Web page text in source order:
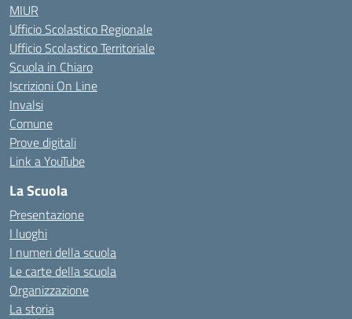
MIUR
Ufficio Scolastico Regionale
Ufficio Scolastico Territoriale
Scuola in Chiaro
Iscrizioni On Line
Invalsi
Comune
Prove digitali
Link a YouTube
La Scuola
Presentazione
I luoghi
I numeri della scuola
Le carte della scuola
Organizzazione
La storia